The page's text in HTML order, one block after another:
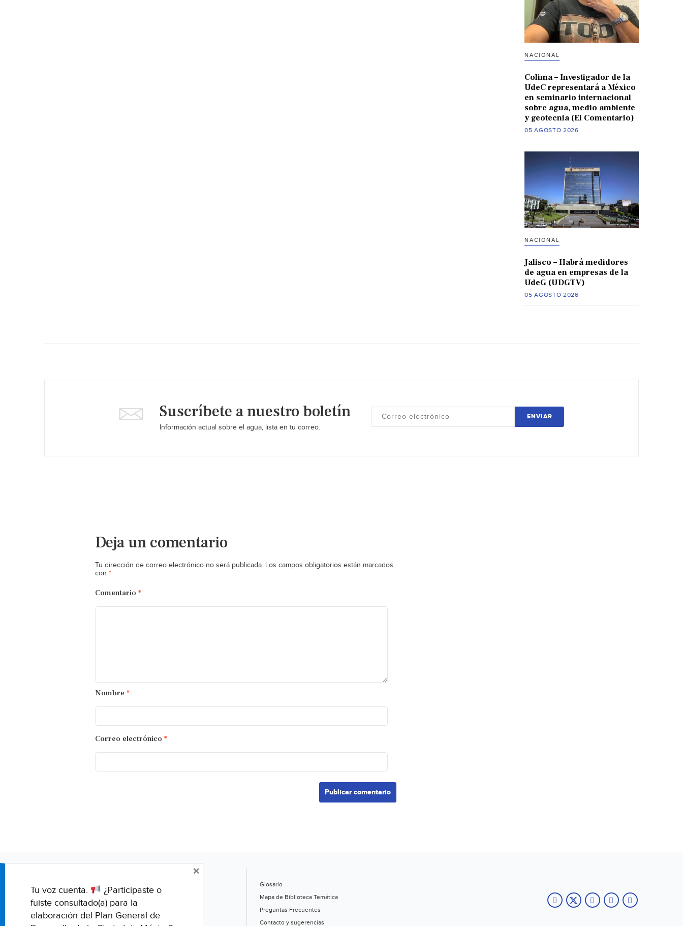
NACIONAL
Colima – Investigador de la
UdeC representará a México
en seminario internacional
sobre agua, medio ambiente
y geotecnia (El Comentario)
05 AGOSTO 2026
NACIONAL
Jalisco – Habrá medidores
de agua en empresas de la
UdeG (UDGTV)
05 AGOSTO 2026
Suscríbete a nuestro boletín
Información actual sobre el agua, lista en tu correo.
ENVIAR
Deja un comentario
Tu dirección de correo electrónico no será publicada. Los campos obligatorios están marcados
con *
Comentario *
Nombre *
Correo electrónico *
Glosario
Mapa de Biblioteca Temática
Preguntas Frecuentes
Contacto y sugerencias
Tu voz cuenta.
¿Participaste o
fuiste consultado(a) para la
elaboración del Plan General de
×